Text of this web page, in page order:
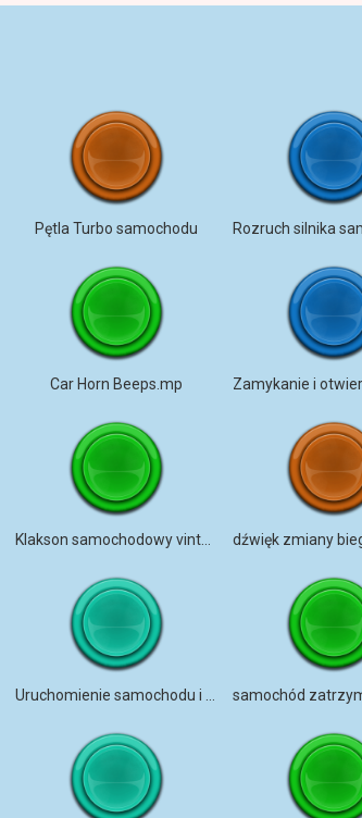
Pętla Turbo samochodu
Car Horn Beeps.mp
Klakson samochodowy vintage